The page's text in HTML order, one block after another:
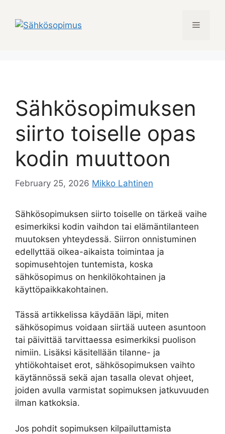
content
Menu
Sähkösopimuksen
siirto toiselle opas
kodin muuttoon
February 25, 2026 Mikko Lahtinen
Sähkösopimuksen siirto toiselle on tärkeä vaihe
esimerkiksi kodin vaihdon tai elämäntilanteen
muutoksen yhteydessä. Siirron onnistuminen
edellyttää oikea-aikaista toimintaa ja
sopimusehtojen tuntemista, koska
sähkösopimus on henkilökohtainen ja
käyttöpaikkakohtainen.
Tässä artikkelissa käydään läpi, miten
sähkösopimus voidaan siirtää uuteen asuntoon
tai päivittää tarvittaessa esimerkiksi puolison
nimiin. Lisäksi käsitellään tilanne- ja
yhtiökohtaiset erot, sähkösopimuksen vaihto
käytännössä sekä ajan tasalla olevat ohjeet,
joiden avulla varmistat sopimuksen jatkuvuuden
ilman katkoksia.
Jos pohdit sopimuksen kilpailuttamista